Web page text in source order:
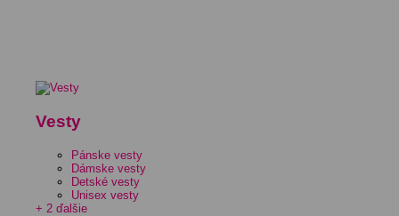
Vesty
Pánske vesty
Dámske vesty
Detské vesty
Unisex vesty
+ 2 ďalšie